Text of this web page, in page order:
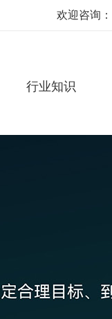
欢迎咨询
行业知识